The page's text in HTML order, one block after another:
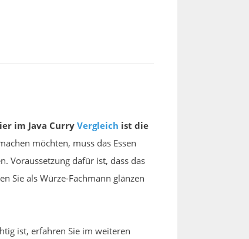
im Java CurryVergleich ist die
möchten, muss das Essen
Voraussetzung dafür ist, dass das
Sie als Würze-Fachmann glänzen
ist, erfahren Sie im weiteren